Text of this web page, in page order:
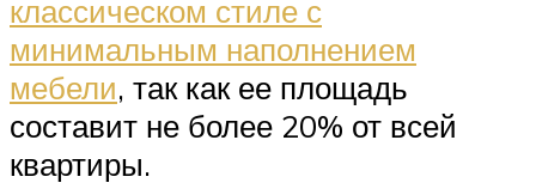
классическом стиле с
минимальным наполнением
мебели, так как ее площадь
составит не более 20% от всей
квартиры.